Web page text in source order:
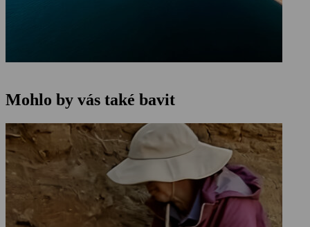
Mohlo by vás také bavit